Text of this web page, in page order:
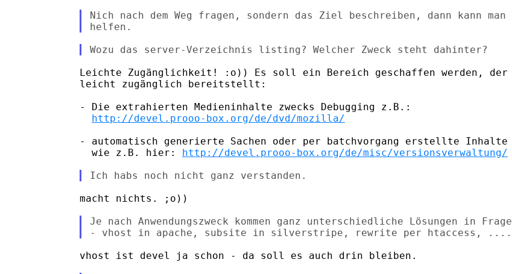
Nich nach dem Weg fragen, sondern das Ziel beschreiben, dann kann man
Leichte Zugänglichkeit! :o)) Es soll ein Bereich geschaffen werden, der
leicht zugänglich bereitstellt:
- Die extrahierten Medieninhalte zwecks Debugging z.B.:
http://devel.prooo-box.org/de/dvd/mozilla/
- automatisch generierte Sachen oder per batchvorgang erstellte Inhalte
  wie z.B. hier:
http://devel.prooo-box.org/de/misc/versionsverwaltung/
macht nichts. ;o))
Je nach Anwendungszweck kommen ganz unterschiedliche Lösungen in Frage
vhost ist devel ja schon - da soll es auch drin bleiben.